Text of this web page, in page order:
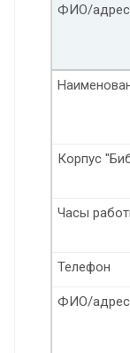
Часы
Телефон